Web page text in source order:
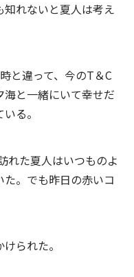
れないと夏人は考え
と違って、今のT＆C
と一緒にいて幸せだ
る。
れた夏人はいつものよ
。でも昨日の赤いコ
られた。